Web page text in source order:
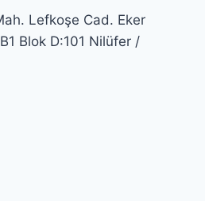
Lefkoşe Cad. Eker
Blok D:101 Nilüfer /